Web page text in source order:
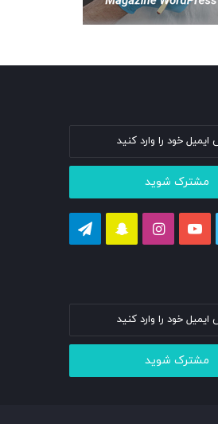
توییتر یوتیوب اینستاگرام
اسنپ